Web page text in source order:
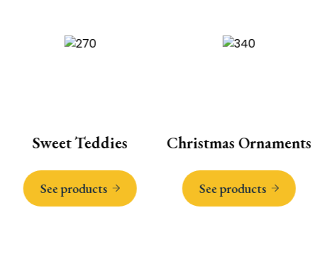
Sweet Teddies
See products
Christmas Ornaments
See products